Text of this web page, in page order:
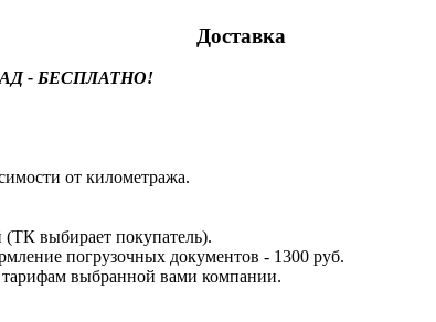
Доставка
МКАД - БЕСПЛАТНО!
от километража.
(ТК выбирает покупатель).
погрузочных документов - 1300 руб.
тарифам выбранной вами компании.